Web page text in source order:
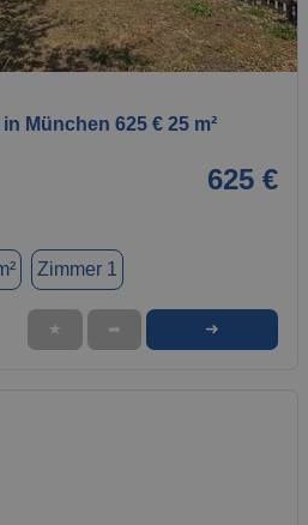
1 / 1
München 625 € 25 m²
625 €
Zimmer 1
★ ➦ ➜